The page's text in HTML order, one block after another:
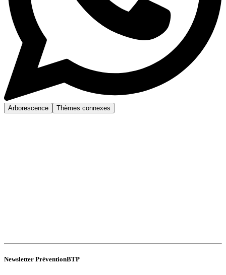
Arborescence Thèmes connexes
Newsletter PréventionBTP